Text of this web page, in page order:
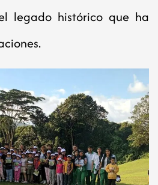
legado histórico que ha